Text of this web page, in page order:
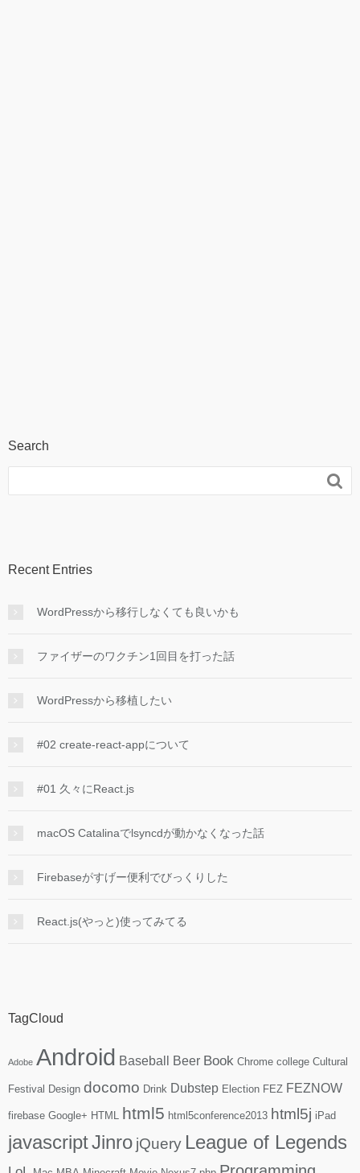
Search

Recent Entries
WordPressから移行しなくても良いかも
ファイザーのワクチン1回目を打った話
WordPressから移植したい
#02 create-react-appについて
#01 久々にReact.js
macOS Catalinaでlsyncdが動かなくなった話
Firebaseがすげー便利でびっくりした
React.js(やっと)使ってみてる
TagCloud
Adobe Android Baseball Beer Book Chrome college Cultural
Festival Design docomo Drink Dubstep Election FEZ FEZNOW
firebase Google+ HTML html5 html5conference2013 html5j iPad
javascriptJinro jQuery League of Legends